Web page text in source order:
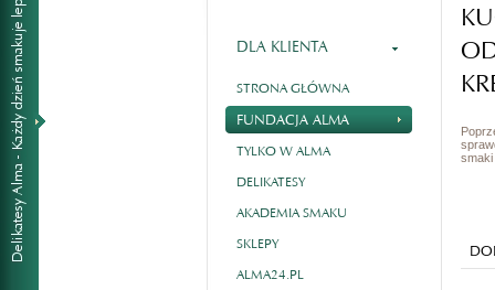
DLA KLIENTA
STRONA GŁÓWNA
FUNDACJA ALMA
TYLKO W ALMA
DELIKATESY
AKADEMIA SMAKU
SKLEPY
ALMA24.PL